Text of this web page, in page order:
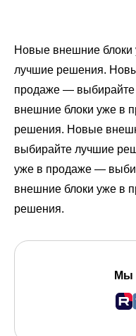
Новые внешние
лучшие решения.
продаже —
внешние блоки уже в
решения. Новые
выбирайте лучшие
уже в продаже —
внешние блоки уже в
решения.
Мы